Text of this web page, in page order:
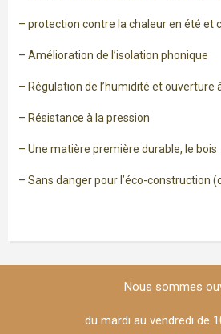
– protection contre la chaleur en été et
– Amélioration de l’isolation phonique
– Régulation de l’humidité et ouverture
– Résistance à la pression
– Une matière première durable, le
– Sans danger pour l’éco-construction
Nous sommes
du mardi au vendredi de